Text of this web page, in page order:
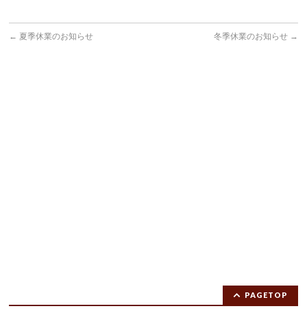
← 夏季休業のお知らせ 冬季休業のお知らせ →
PAGETOP